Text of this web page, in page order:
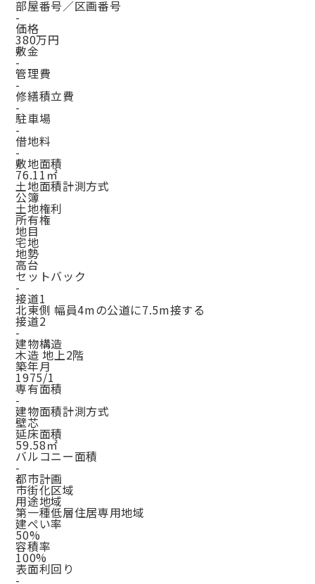
部屋番号／区画番号
-
価格
380万円
敷金
-
管理費
-
修繕積立費
-
駐車場
-
借地料
-
敷地面積
76.11㎡
土地面積計測方式
公簿
土地権利
所有権
地目
宅地
地勢
高台
セットバック
-
接道1
北東側 幅員4mの公道に7.5m接する
接道2
-
建物構造
木造 地上2階
築年月
1975/1
専有面積
-
建物面積計測方式
壁芯
延床面積
59.58㎡
バルコニー面積
-
都市計画
市街化区域
用途地域
第一種低層住居専用地域
建ぺい率
50%
容積率
100%
表面利回り
-